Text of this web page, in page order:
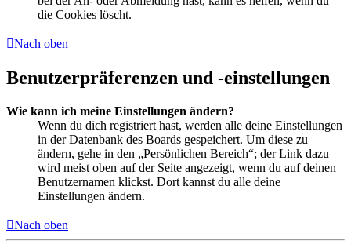
die Cookies löscht.
Nach oben
Benutzerpräferenzen und -einstellungen
Wie kann ich meine Einstellungen ändern?
Wenn du dich registriert hast, werden alle deine Einstellungen
in der Datenbank des Boards gespeichert. Um diese zu
ändern, gehe in den „Persönlichen Bereich“; der Link dazu
wird meist oben auf der Seite angezeigt, wenn du auf deinen
Benutzernamen klickst. Dort kannst du alle deine
Einstellungen ändern.
Nach oben